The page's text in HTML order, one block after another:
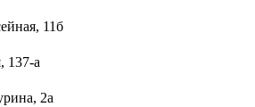
11б
137-а
2а